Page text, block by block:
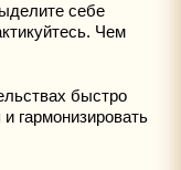
себе
Чем
быстро
гармонизировать